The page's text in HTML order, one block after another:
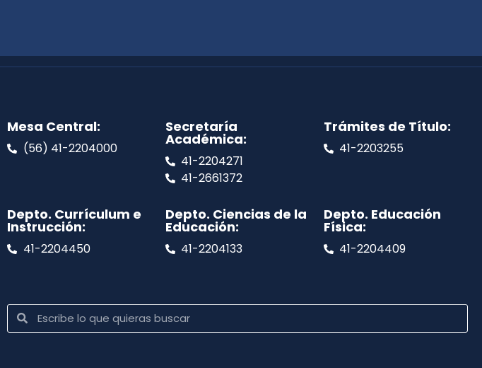
Mesa Central:
(56) 41-2204000
Secretaría
Académica:
41-2204271
41-2661372
Trámites de Título:
41-2203255
Depto. Currículum e
Instrucción:
41-2204450
Depto. Ciencias de la
Educación:
41-2204133
Depto. Educación
Física:
41-2204409